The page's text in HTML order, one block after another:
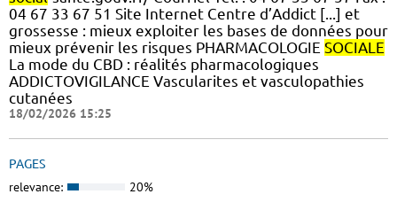
04 67 33 67 51 Site Internet Centre d’Addict [...] et
grossesse : mieux exploiter les bases de données pour
mieux prévenir les risques PHARMACOLOGIE SOCIALE
La mode du CBD : réalités pharmacologiques
ADDICTOVIGILANCE Vascularites et vasculopathies
cutanées
18/02/2026 15:25
PAGES
relevance: 20%